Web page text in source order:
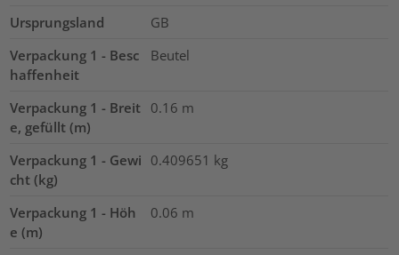
Ursprungsland
GB
Verpackung 1 - Besc
haffenheit
Beutel
Verpackung 1 - Breit
e, gefüllt (m)
0.16 m
Verpackung 1 - Gewi
cht (kg)
0.409651 kg
Verpackung 1 - Höh
e (m)
0.06 m